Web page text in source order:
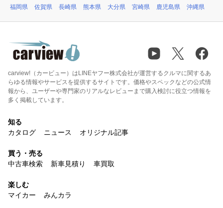
福岡県
佐賀県 長崎県 熊本県 大分県 宮崎県 鹿児島県 沖縄県
carview!（カービュー）はLINEヤフー株式会社が運営するクルマに関するあ
らゆる情報やサービスを提供するサイトです。価格やスペックなどの公式情
報から、ユーザーや専門家のリアルなレビューまで購入検討に役立つ情報を
多く掲載しています。
知る
カタログ
ニュース オリジナル記事
買う・売る
中古車検索
新車見積り 車買取
楽しむ
マイカー
みんカラ